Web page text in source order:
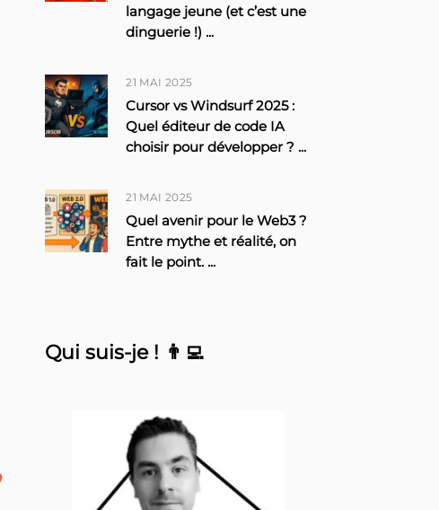
langage jeune (et c’est une
dinguerie !) ...
21 MAI 2025
Cursor vs Windsurf 2025 :
Quel éditeur de code IA
choisir pour développer ? ...
21 MAI 2025
Quel avenir pour le Web3 ?
Entre mythe et réalité, on
fait le point. ...
Qui suis-je ! 👨‍💻